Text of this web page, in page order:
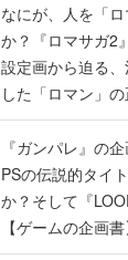
なにが、人を「
か？『ロマサガ2
設定画から迫る
した「ロマン」
書】
『ガンパレ』の
PSの伝説的タイ
か？そして『
【ゲームの企画書